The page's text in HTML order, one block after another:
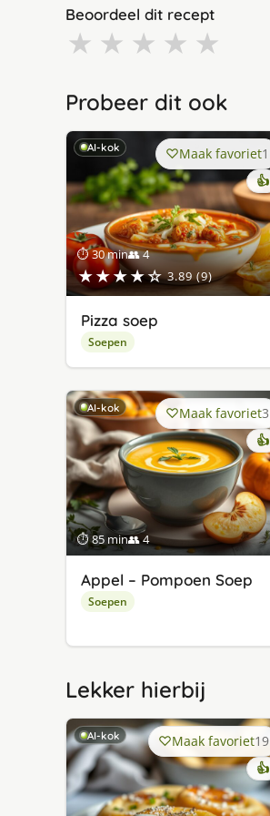
Beoordeel dit recept
★ ★ ★ ★ ★
Probeer dit ook
AI-kok
⏱ 30 min👥 4
★★★★☆ 3.89 (9)
Maak favoriet1
👍
Pizza soep
Soepen
AI-kok
⏱ 85 min👥 4
Maak favoriet3
👍
Appel – Pompoen Soep
Soepen
Lekker hierbij
AI-kok Maak favoriet19
👍